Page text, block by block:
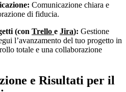
Comunicazione chiara e
di fiducia.
(con Trello e Jira): Gestione
l’avanzamento del tuo progetto in
totale e una collaborazione
e Risultati per il